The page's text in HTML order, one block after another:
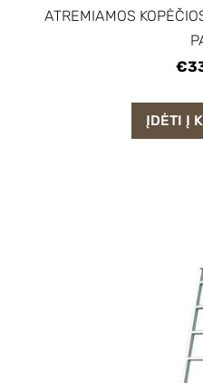
ATREMIAMOS
ĮDĖTI Į